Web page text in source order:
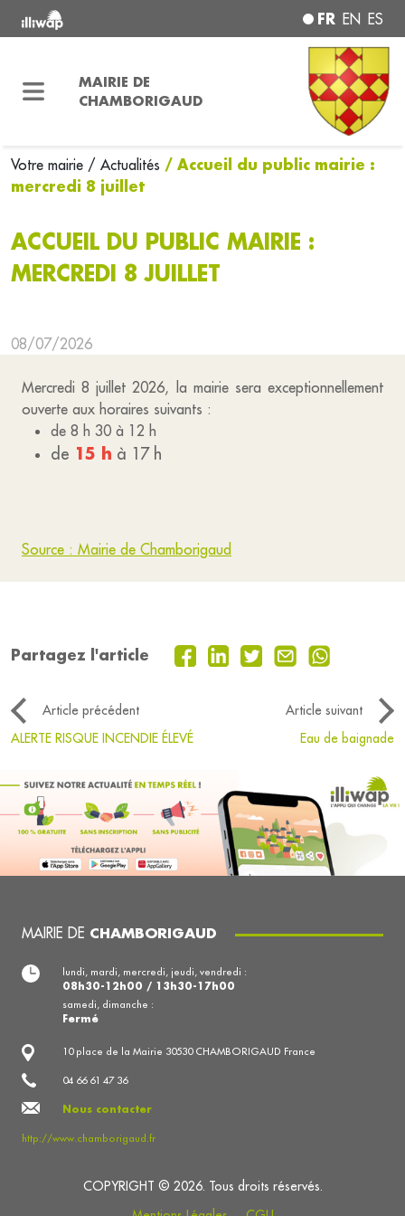
FR EN ES
MAIRIE DE
CHAMBORIGAUD
Votre mairie / Actualités / Accueil du public mairie :
mercredi 8 juillet
ACCUEIL DU PUBLIC MAIRIE :
MERCREDI 8 JUILLET
08/07/2026
Mercredi 8 juillet 2026, la mairie sera exceptionnellement
ouverte aux horaires suivants :
de 8 h 30 à 12 h
de 15 h à 17 h
Source : Mairie de Chamborigaud
Partagez l'article
Article précédent
Article suivant
ALERTE RISQUE INCENDIE ÉLEVÉ
Eau de baignade
MAIRIE DE CHAMBORIGAUD
10 place de la Mairie 30530 CHAMBORIGAUD France
04 66 61 47 36
Nous contacter
http://www.chamborigaud.fr
lundi, mardi, mercredi, jeudi, vendredi :
08h30-12h00 / 13h30-17h00
samedi, dimanche :
Fermé
COPYRIGHT © 2026. Tous droits réservés.